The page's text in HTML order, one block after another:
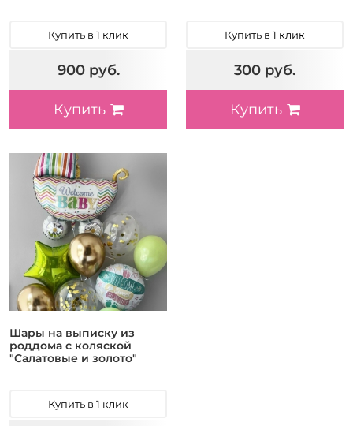
Купить в 1 клик
900 руб.
Купить
Купить в 1 клик
300 руб.
Купить
Шары на выписку из
роддома с коляской
"Салатовые и золото"
Купить в 1 клик